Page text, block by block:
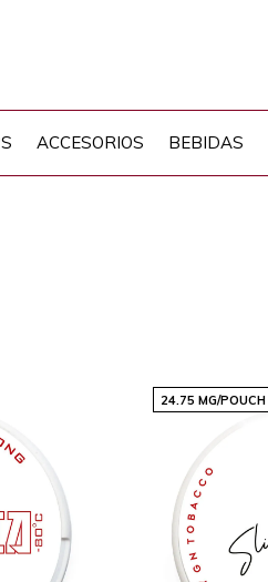
ACCESORIOS BEBIDAS
24.75 MG/POUCH